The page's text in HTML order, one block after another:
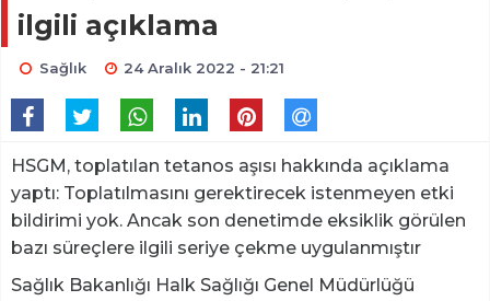
ilgili açıklama
Sağlık 24 Aralık 2022 - 21:21
HSGM, toplatılan tetanos aşısı hakkında açıklama
yaptı: Toplatılmasını gerektirecek istenmeyen etki
bildirimi yok. Ancak son denetimde eksiklik görülen
bazı süreçlere ilgili seriye çekme uygulanmıştır
Sağlık Bakanlığı Halk Sağlığı Genel Müdürlüğü